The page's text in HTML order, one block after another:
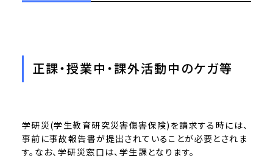
正課・授業中・課外活動中のケガ等
学研災(学生教育研究災害傷害保険)を請求する時には、
事前に事故報告書が提出されていることが必要とされま
す。なお、学研災窓口は、学生課となります。